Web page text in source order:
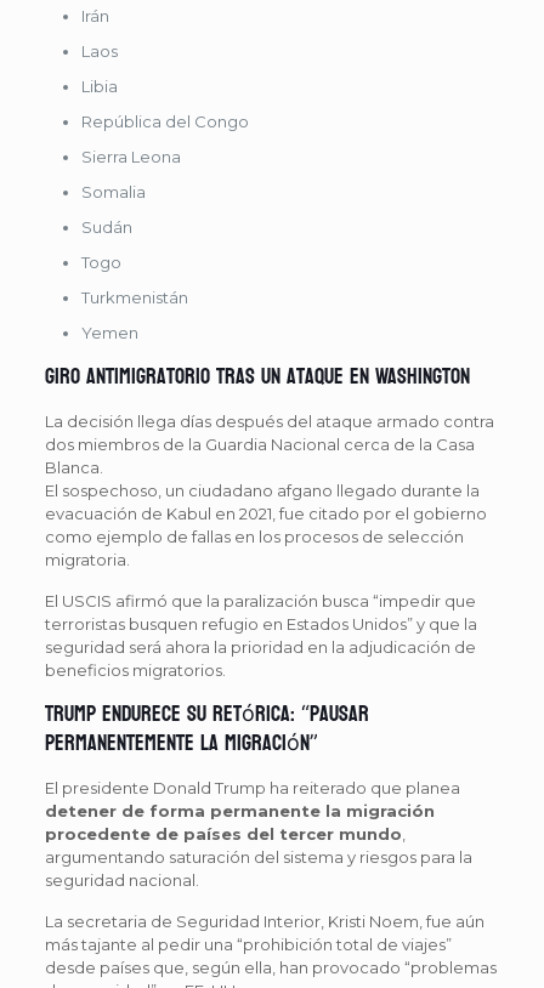
Irán
Laos
Libia
República del Congo
Sierra Leona
Somalia
Sudán
Togo
Turkmenistán
Yemen
Giro antimigratorio tras un ataque en Washington
La decisión llega días después del ataque armado contra
dos miembros de la Guardia Nacional cerca de la Casa
Blanca.
El sospechoso, un ciudadano afgano llegado durante la
evacuación de Kabul en 2021, fue citado por el gobierno
como ejemplo de fallas en los procesos de selección
migratoria.
El USCIS afirmó que la paralización busca “impedir que
terroristas busquen refugio en Estados Unidos” y que la
seguridad será ahora la prioridad en la adjudicación de
beneficios migratorios.
Trump endurece su retórica: “pausar
permanentemente la migración”
El presidente Donald Trump ha reiterado que planea
detener de forma permanente la migración
procedente de países del tercer mundo
argumentando saturación del sistema y riesgos para la
seguridad nacional.
La secretaria de Seguridad Interior, Kristi Noem, fue aún
más tajante al pedir una “prohibición total de viajes”
desde países que, según ella, han provocado “problemas